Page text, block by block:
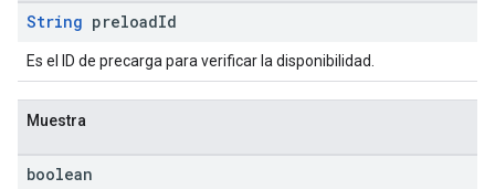
String preloadId
Es el ID de precarga para verificar la disponibilidad.
Muestra
boolean